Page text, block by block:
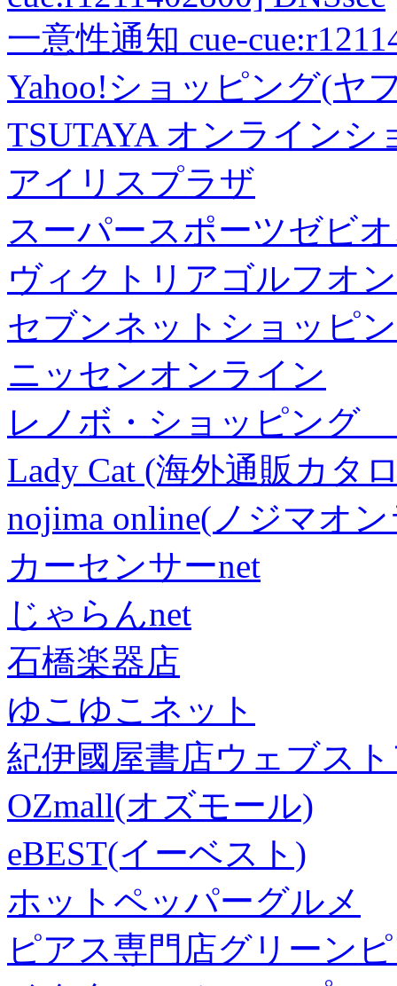
一意性通知 cue-
Yahoo!ショッピング(ヤ
TSUTAYA オンラインシ
アイリスプラザ
スーパースポーツゼビ
ヴィクトリアゴルフオ
セブンネットショッピ
ニッセンオンライン
レノボ・ショッピング
Lady Cat (海外通販カタ
nojima online(ノジマオ
カーセンサーnet
じゃらんnet
石橋楽器店
ゆこゆこネット
紀伊國屋書店ウェブス
OZmall(オズモール)
eBEST(イーベスト)
ホットペッパーグルメ
ピアス専門店グリーン